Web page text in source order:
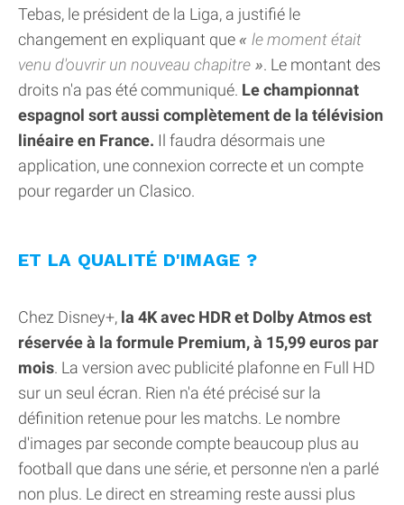
Tebas, le président de la Liga, a justifié le
changement en expliquant que
le moment était
venu d'ouvrir un nouveau chapitre
. Le montant des
droits n'a pas été communiqué. Le championnat
espagnol sort aussi complètement de la télévision
linéaire en France. Il faudra désormais une
application, une connexion correcte et un compte
pour regarder un Clasico.
ET LA QUALITÉ D'IMAGE ?
Chez Disney+, la 4K avec HDR et Dolby Atmos est
réservée à la formule Premium, à 15,99 euros par
mois. La version avec publicité plafonne en Full HD
sur un seul écran. Rien n'a été précisé sur la
définition retenue pour les matchs. Le nombre
d'images par seconde compte beaucoup plus au
football que dans une série, et personne n'en a parlé
non plus. Le direct en streaming reste aussi plus